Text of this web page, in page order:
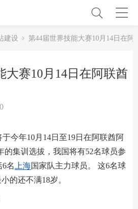
建设 第44届世界技能大赛10月14日在阿
大赛10月14日在阿联酋
今年10月14日至19日在阿联酋阿
的集训选拔，我国将有52名球员参
6名
上海国家队主力球员。 这6名球
的还不满18岁。